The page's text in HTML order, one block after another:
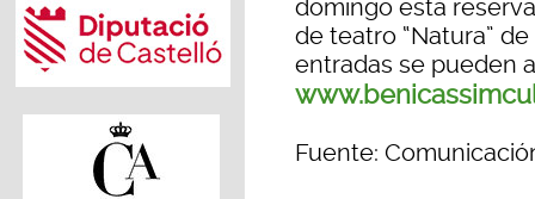
domingo está
de teatro “Natura”
entradas se pueden
Fuente: